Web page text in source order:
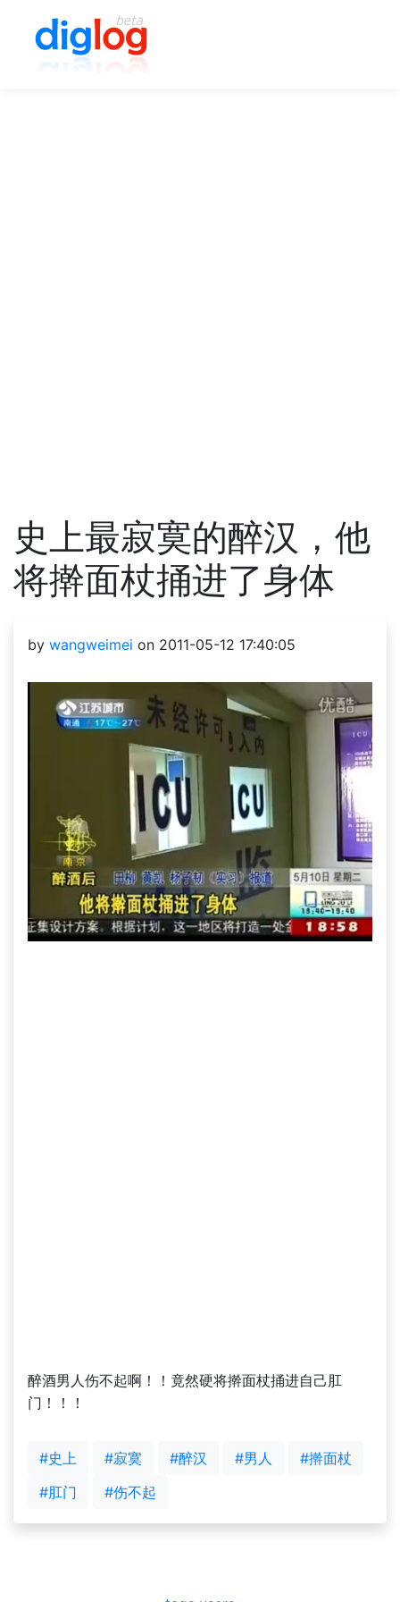
史上最寂寞的醉汉，他
将擀面杖捅进了身体
by wangweimei on 2011-05-12 17:40:05
醉酒男人伤不起啊！！竟然硬将擀面杖捅进自己肛
门！！！
#史上 #寂寞 #醉汉 #男人
#擀面杖
#肛门
#伤不起